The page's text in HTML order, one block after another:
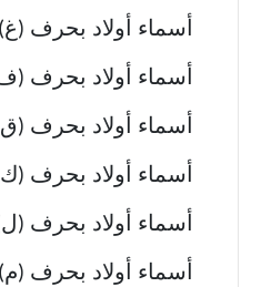
أسماء أولاد بحرف (غ)
أسماء أولاد بحرف
أسماء أولاد بحرف
أسماء أولاد بحرف
أسماء أولاد بحرف
أسماء أولاد بحرف (م)